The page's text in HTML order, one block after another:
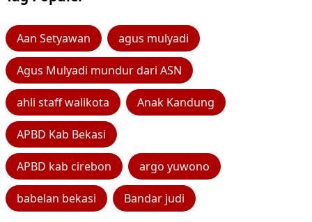
Aan Setyawan agus mulyadi
Agus Mulyadi mundur dari ASN
ahli staff walikota Anak Kandung
APBD Kab Bekasi
APBD kab cirebon argo yuwono
babelan bekasi Bandar judi